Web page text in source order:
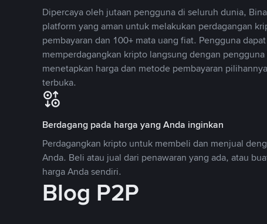
Dipercaya oleh jutaan pengguna di seluruh dunia,
platform yang aman untuk melakukan perdagangan
pembayaran dan 100+ mata uang fiat. Pengguna
memperdagangkan kripto langsung dengan
menetapkan harga dan metode pembayaran
terbuka.
Berdagang pada harga yang Anda inginkan
Perdagangkan kripto untuk membeli dan menjual
Anda. Beli atau jual dari penawaran yang ada, atau
harga Anda sendiri.
Blog P2P